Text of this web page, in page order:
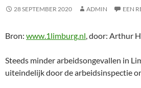
28 SEPTEMBER 2020 ADMIN EEN
Bron: www.1limburg.nl, door: Arthur
Steeds minder arbeidsongevallen in
uiteindelijk door de arbeidsinspectie